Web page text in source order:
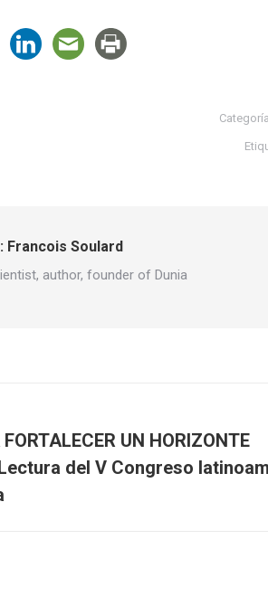
Francois Soulard
author, founder of Dunia
UN HORIZONTE
Lectura del V Congreso